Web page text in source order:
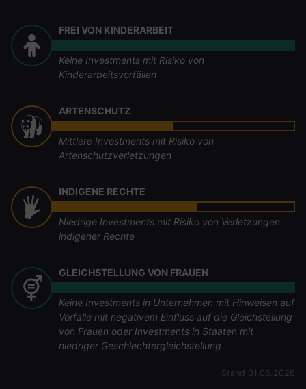
FREI VON KINDERARBEIT
Keine Investments mit Risiko von
Kinderarbeitsvorfällen
ARTENSCHUTZ
Mittlere Investments mit Risiko von
Artenschutzverletzungen
INDIGENE RECHTE
Niedrige Investments mit Risiko von Verletzungen
indigener Rechte
GLEICHSTELLUNG VON FRAUEN
Keine Investments in Unternehmen mit Hinweisen auf
Vorfälle mit negativem Einfluss auf die Gleichstellung
von Frauen oder Investments in Staaten mit
niedriger Geschlechtergleichstellung
Stand 01.06.2026